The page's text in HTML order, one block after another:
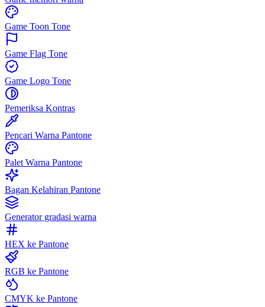
Game Toon Tone
Game Flag Tone
Game Logo Tone
Pemeriksa Kontras
Pencari Warna Pantone
Palet Warna Pantone
Bagan Kelahiran Pantone
Generator gradasi warna
HEX ke Pantone
RGB ke Pantone
CMYK ke Pantone